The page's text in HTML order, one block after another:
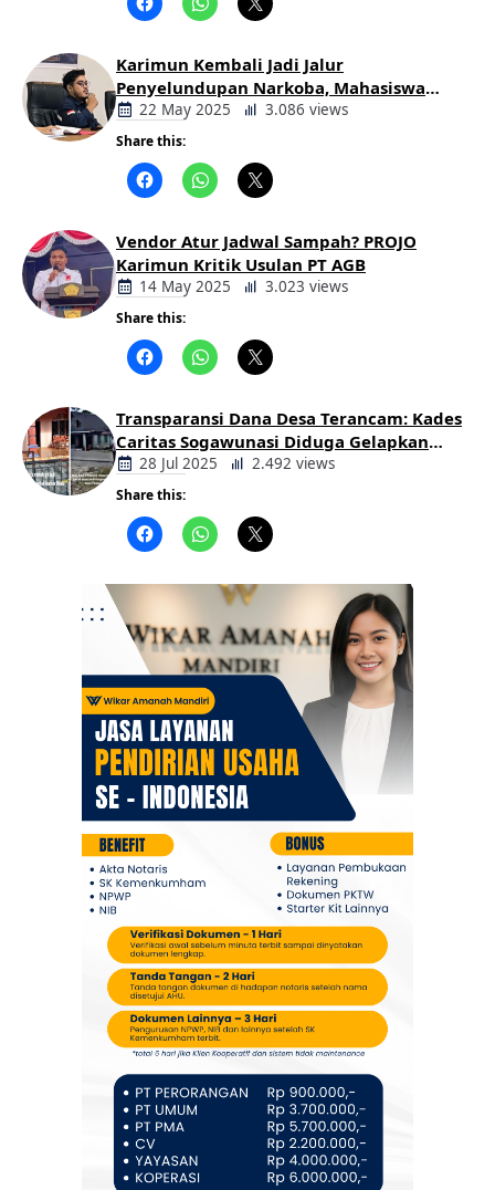
Karimun Kembali Jadi Jalur
Penyelundupan Narkoba, Mahasiswa
Desak Pemkab dan Aparat Bertindak
Tegas
22 May 2025 3.086 views
Share this:
Vendor Atur Jadwal Sampah? PROJO
Karimun Kritik Usulan PT AGB
14 May 2025 3.023 views
Share this:
Transparansi Dana Desa Terancam: Kades
Caritas Sogawunasi Diduga Gelapkan
Bantuan untuk Warga
28 Jul 2025 2.492 views
Share this: